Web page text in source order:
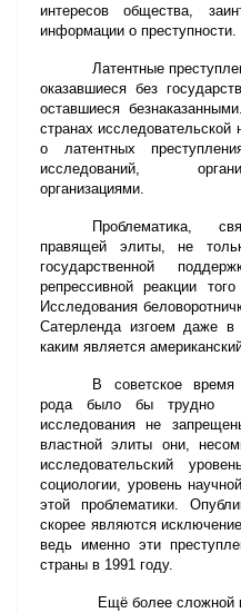
интересов общества,
информации о преступности.
Латентные
оказавшиеся без
оставшиеся
странах
о латентных
исследований,
организациями.
Проблематика,
правящей элиты, не
государственной
репрессивной реакции
Исследования
Сатерленда изгоем даже в
каким является
В советское время
рода было бы трудно
исследования не
властной элиты они,
исследовательский
социологии, уровень
этой проблематики.
скорее являются
ведь именно эти
страны в 1991 году.
Ещё более сложной